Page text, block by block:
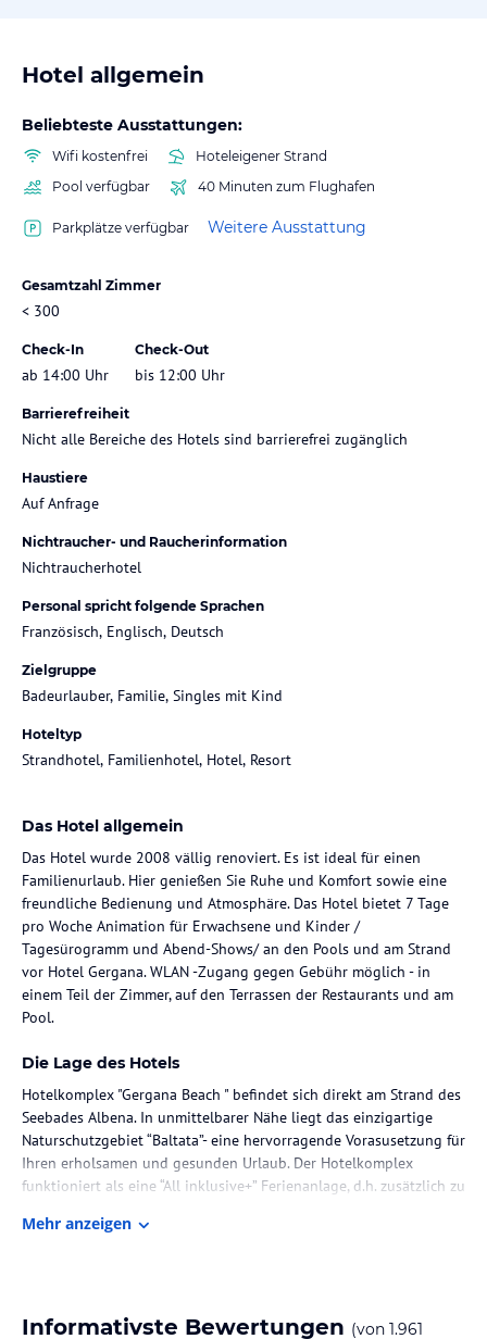
Hotel allgemein
Beliebteste Ausstattungen:
Wifi kostenfrei
Hoteleigener Strand
Pool verfügbar
40 Minuten zum Flughafen
Parkplätze verfügbar Weitere Ausstattung
Gesamtzahl Zimmer
< 300
Check-In
ab 14:00 Uhr
Check-Out
bis 12:00 Uhr
Barrierefreiheit
Nicht alle Bereiche des Hotels sind barrierefrei zugänglich
Haustiere
Auf Anfrage
Nichtraucher- und Raucherinformation
Nichtraucherhotel
Personal spricht folgende Sprachen
Französisch, Englisch, Deutsch
Zielgruppe
Badeurlauber, Familie, Singles mit Kind
Hoteltyp
Strandhotel, Familienhotel, Hotel, Resort
Das Hotel allgemein
Das Hotel wurde 2008 vällig renoviert. Es ist ideal für einen
Familienurlaub. Hier genießen Sie Ruhe und Komfort sowie eine
freundliche Bedienung und Atmosphäre. Das Hotel bietet 7 Tage
pro Woche Animation für Erwachsene und Kinder /
Tagesürogramm und Abend-Shows/ an den Pools und am Strand
vor Hotel Gergana. WLAN -Zugang gegen Gebühr möglich - in
einem Teil der Zimmer, auf den Terrassen der Restaurants und am
Pool.
Die Lage des Hotels
Hotelkomplex "Gergana Beach " befindet sich direkt am Strand des
Seebades Albena. In unmittelbarer Nähe liegt das einzigartige
Naturschutzgebiet “Baltata”- eine hervorragende Vorasusetzung für
Ihren erholsamen und gesunden Urlaub. Der Hotelkomplex
funktioniert als eine “All inklusive+” Ferienanlage, d.h. zusätzlich zu
1 Sonnenschirm pro Zimmer am Strand vor dem Hotel
Wasserattraktionen
Mehr anzeigen
Informativste Bewertungen (von 1.961